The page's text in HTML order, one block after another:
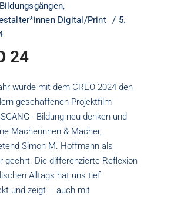
,
Digital/Print
5.
24
wurde mit dem CREO 2024 den
geschaffenen Projektfilm
- Bildung neu denken und
Macherinnen & Macher,
Simon M. Hoffmann als
geehrt. Die differenzierte Reflexion
Alltags hat uns tief
und zeigt – auch mit